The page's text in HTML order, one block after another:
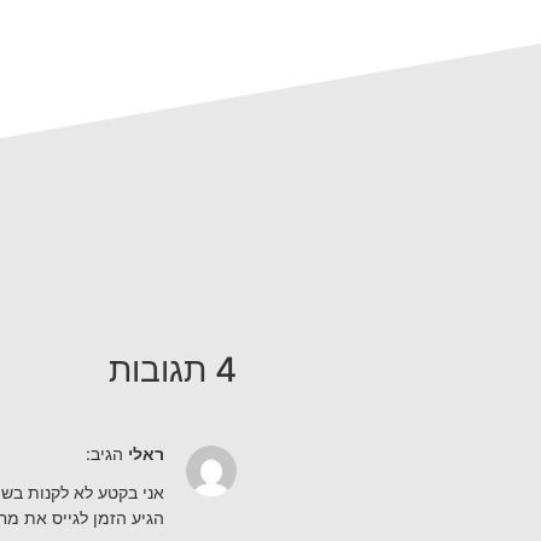
4 תגובות
ראלי הגיב:
אני בקטע לא לקנות
הגיע הזמן לגייס את